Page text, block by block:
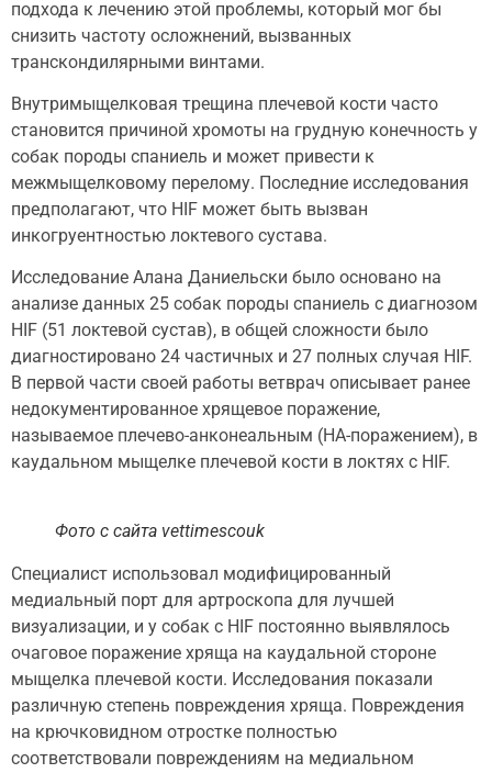
подхода к лечению этой проблемы, который мог бы
снизить частоту осложнений, вызванных
транскондилярными винтами.
Внутримыщелковая трещина плечевой кости часто
становится причиной хромоты на грудную конечность у
собак породы спаниель и может привести к
межмыщелковому перелому. Последние исследования
предполагают, что HIF может быть вызван
инкогруентностью локтевого сустава.
Исследование Алана Даниельски было основано на
анализе данных 25 собак породы спаниель с диагнозом
HIF (51 локтевой сустав), в общей сложности было
диагностировано 24 частичных и 27 полных случая HIF.
В первой части своей работы ветврач описывает ранее
недокументированное хрящевое поражение,
называемое плечево-анконеальным (HA-поражением), в
каудальном мыщелке плечевой кости в локтях с HIF.
Фото с сайта vettimescouk
Специалист использовал модифицированный
медиальный порт для артроскопа для лучшей
визуализации, и у собак с HIF постоянно выявлялось
очаговое поражение хряща на каудальной стороне
мыщелка плечевой кости. Исследования показали
различную степень повреждения хряща. Повреждения
на крючковидном отростке полностью
соответствовали повреждениям на медиальном